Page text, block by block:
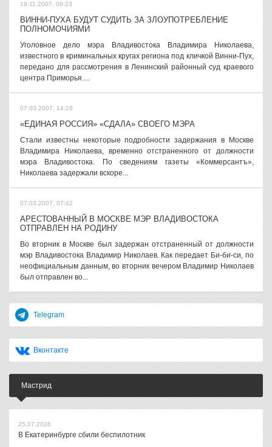
19.11.2007, 09:23
ВИННИ-ПУХА БУДУТ СУДИТЬ ЗА ЗЛОУПОТРЕБЛЕНИЕ
ПОЛНОМОЧИЯМИ
Уголовное дело мэра Владивостока Владимира Николаева,
известного в криминальных кругах региона под кличкой Винни-Пух,
передано для рассмотрения в Ленинский районный суд краевого
центра Приморья....
07.03.2007, 14:28
«ЕДИНАЯ РОССИЯ» «СДАЛА» СВОЕГО МЭРА
Стали известны некоторые подробности задержания в Москве
Владимира Николаева, временно отстраненного от должности
мэра Владивостока. По сведениям газеты «Коммерсантъ»,
Николаева задержали вскоре...
07.03.2007, 07:42
АРЕСТОВАННЫЙ В МОСКВЕ МЭР ВЛАДИВОСТОКА
ОТПРАВЛЕН НА РОДИНУ
Во вторник в Москве был задержан отстраненный от должности
мэр Владивостока Владимир Николаев. Как передает Би-би-си, по
неофициальным данным, во вторник вечером Владимир Николаев
был отправлен во...
Telegram
Вконтакте
Мастрид
25.07.2026
В Екатеринбурге сбили беспилотник